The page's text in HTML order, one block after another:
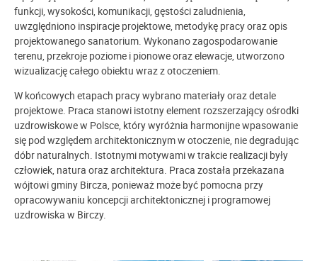
funkcji, wysokości, komunikacji, gęstości zaludnienia,
uwzględniono inspiracje projektowe, metodykę pracy oraz opis
projektowanego sanatorium. Wykonano zagospodarowanie
terenu, przekroje poziome i pionowe oraz elewacje, utworzono
wizualizację całego obiektu wraz z otoczeniem.
W końcowych etapach pracy wybrano materiały oraz detale
projektowe. Praca stanowi istotny element rozszerzający ośrodki
uzdrowiskowe w Polsce, który wyróżnia harmonijne wpasowanie
się pod względem architektonicznym w otoczenie, nie degradując
dóbr naturalnych. Istotnymi motywami w trakcie realizacji były
człowiek, natura oraz architektura. Praca została przekazana
wójtowi gminy Bircza, ponieważ może być pomocna przy
opracowywaniu koncepcji architektonicznej i programowej
uzdrowiska w Birczy.